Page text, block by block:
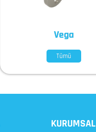
Vega
Tümü
KURUMSAL